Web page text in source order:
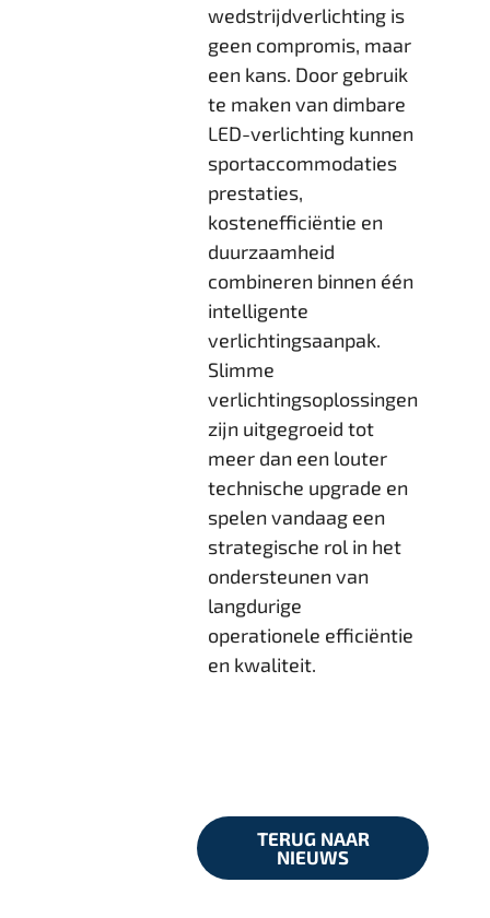
wedstrijdverlichting is
geen compromis, maar
een kans. Door gebruik
te maken van dimbare
LED-verlichting kunnen
sportaccommodaties
prestaties,
kostenefficiëntie en
duurzaamheid
combineren binnen één
intelligente
verlichtingsaanpak.
Slimme
verlichtingsoplossingen
zijn uitgegroeid tot
meer dan een louter
technische upgrade en
spelen vandaag een
strategische rol in het
ondersteunen van
langdurige
operationele efficiëntie
en kwaliteit.
TERUG NAAR
NIEUWS